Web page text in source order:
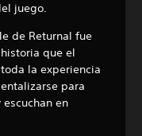
juego.
de Returnal fue
que el
la experiencia
para
en